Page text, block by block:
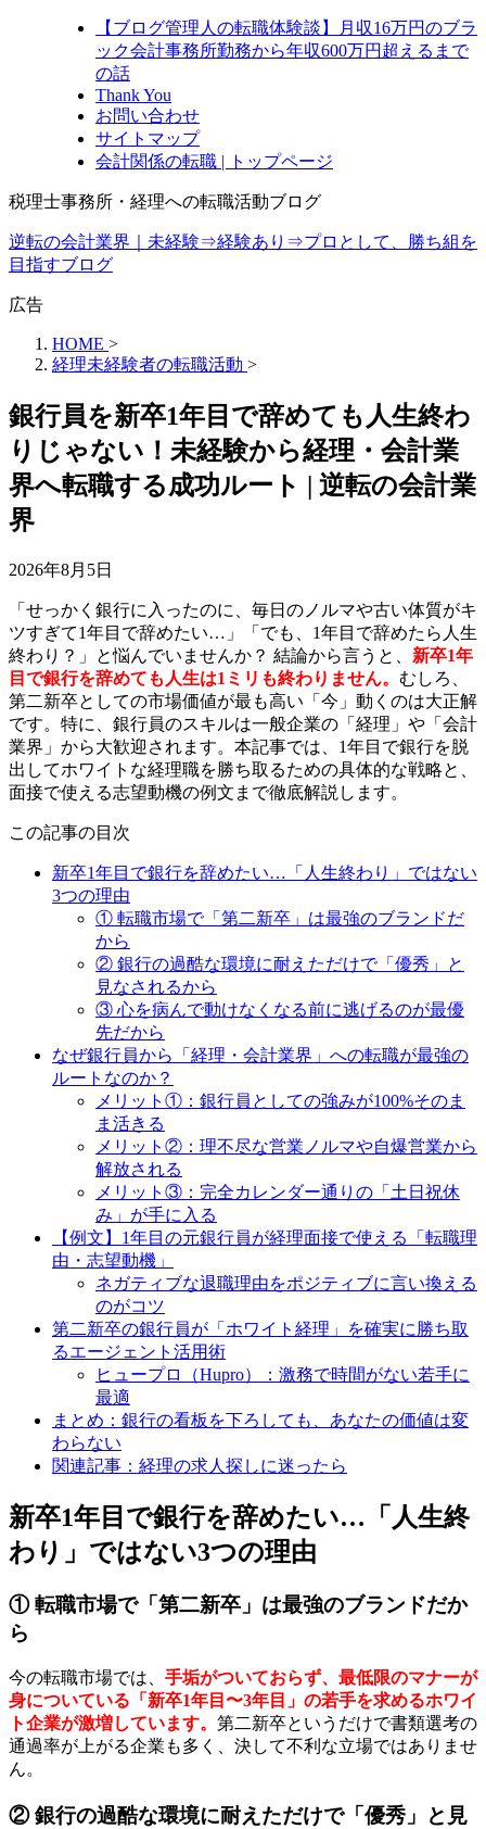
【ブログ管理人の転職体験談】月収16万円のブラ
ック会計事務所勤務から年収600万円超えるまで
の話
Thank You
お問い合わせ
サイトマップ
会計関係の転職 | トップページ
税理士事務所・経理への転職活動ブログ
逆転の会計業界｜未経験⇒経験あり⇒プロとして、勝ち組を
目指すブログ
広告
HOME >
経理未経験者の転職活動 >
銀行員を新卒1年目で辞めても人生終わ
りじゃない！未経験から経理・会計業
界へ転職する成功ルート | 逆転の会計業
界
2026年8月5日
「せっかく銀行に入ったのに、毎日のノルマや古い体質がキ
ツすぎて1年目で辞めたい…」「でも、1年目で辞めたら人生
終わり？」と悩んでいませんか？ 結論から言うと、 新卒1年
目で銀行を辞めても人生は1ミリも終わりません。 むしろ、
第二新卒としての市場価値が最も高い「今」動くのは大正解
です。特に、銀行員のスキルは一般企業の「経理」や「会計
業界」から大歓迎されます。本記事では、1年目で銀行を脱
出してホワイトな経理職を勝ち取るための具体的な戦略と、
面接で使える志望動機の例文まで徹底解説します。
この記事の目次
新卒1年目で銀行を辞めたい…「人生終わり」ではない
3つの理由
① 転職市場で「第二新卒」は最強のブランドだ
から
② 銀行の過酷な環境に耐えただけで「優秀」と
見なされるから
③ 心を病んで動けなくなる前に逃げるのが最優
先だから
なぜ銀行員から「経理・会計業界」への転職が最強の
ルートなのか？
メリット①：銀行員としての強みが100%そのま
ま活きる
メリット②：理不尽な営業ノルマや自爆営業から
解放される
メリット③：完全カレンダー通りの「土日祝休
み」が手に入る
【例文】1年目の元銀行員が経理面接で使える「転職理
由・志望動機」
ネガティブな退職理由をポジティブに言い換える
のがコツ
第二新卒の銀行員が「ホワイト経理」を確実に勝ち取
るエージェント活用術
ヒュープロ（Hupro）：激務で時間がない若手に
最適
まとめ：銀行の看板を下ろしても、あなたの価値は変
わらない
関連記事：経理の求人探しに迷ったら
新卒1年目で銀行を辞めたい…「人生終
わり」ではない3つの理由
① 転職市場で「第二新卒」は最強のブランドだか
ら
今の転職市場では、 手垢がついておらず、最低限のマナーが
身についている「新卒1年目〜3年目」の若手を求めるホワイ
ト企業が激増しています。 第二新卒というだけで書類選考の
通過率が上がる企業も多く、決して不利な立場ではありませ
ん。
② 銀行の過酷な環境に耐えただけで「優秀」と見